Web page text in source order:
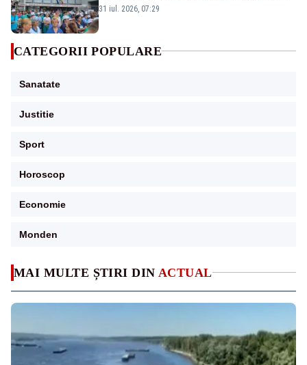
MAI MULTE ȘTIRI DIN ACTUAL
Legii salarizării
31 iul. 2026, 07:29
CATEGORII POPULARE
Sanatate
Justitie
Sport
Horoscop
Economie
Monden